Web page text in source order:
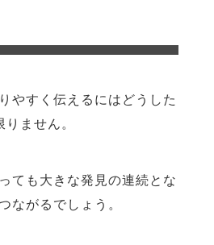
やすく伝えるにはどうした
ません。
ても大きな発見の連続とな
がるでしょう。